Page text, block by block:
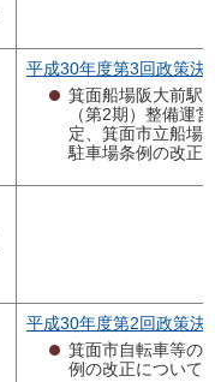
平成30年度第3回政策決
箕面船場阪大前駅
（第2期）整備運
定、箕面市立船場
駐車場条例の改正
平成30年度第2回政策決
箕面市自転車等の
例の改正について